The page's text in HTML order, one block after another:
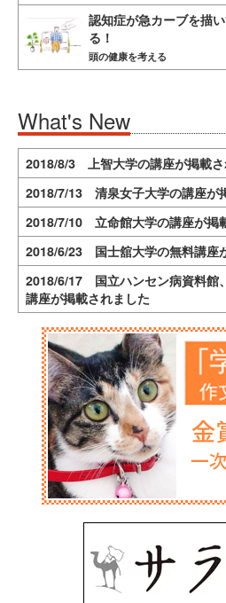
認知症が急カーブを描
る！
頭の健康を考える
What's New
2018/8/3 上智大学の講座が掲載さ
2018/7/13 清泉女子大学の講座が
2018/7/10 立命館大学の講座が掲
2018/6/23 国士舘大学の無料講座
2018/6/17 国立ハンセン病資料館
講座が掲載されました